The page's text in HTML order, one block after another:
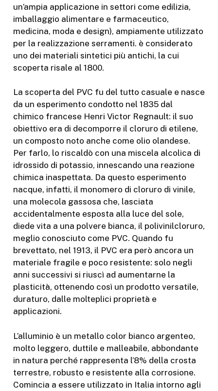
un’ampia applicazione in settori come edilizia,
imballaggio alimentare e farmaceutico,
medicina, moda e design), ampiamente utilizzato
per la realizzazione serramenti. è considerato
uno dei materiali sintetici più antichi, la cui
scoperta risale al 1800.
La scoperta del PVC fu del tutto casuale e nasce
da un esperimento condotto nel 1835 dal
chimico francese Henri Victor Regnault: il suo
obiettivo era di decomporre il cloruro di etilene,
un composto noto anche come olio olandese.
Per farlo, lo riscaldò con una miscela alcolica di
idrossido di potassio, innescando una reazione
chimica inaspettata. Da questo esperimento
nacque, infatti, il monomero di cloruro di vinile,
una molecola gassosa che, lasciata
accidentalmente esposta alla luce del sole,
diede vita a una polvere bianca, il polivinilcloruro,
meglio conosciuto come PVC. Quando fu
brevettato, nel 1913, il PVC era però ancora un
materiale fragile e poco resistente: solo negli
anni successivi si riuscì ad aumentarne la
plasticità, ottenendo così un prodotto versatile,
duraturo, dalle molteplici proprietà e
applicazioni.
L’alluminio è un metallo color bianco argenteo,
molto leggero, duttile e malleabile, abbondante
in natura perché rappresenta l’8% della crosta
terrestre, robusto e resistente alla corrosione.
Comincia a essere utilizzato in Italia intorno agli